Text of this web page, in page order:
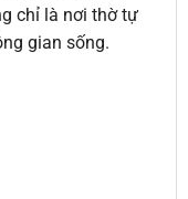
chỉ là nơi thờ tự
gian sống.